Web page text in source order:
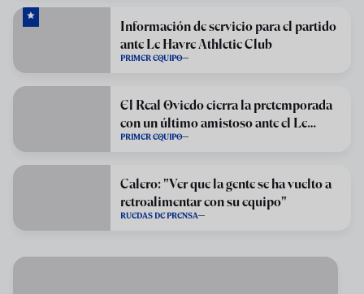
Información de servicio para el partido
ante Le Havre Athletic Club
PRIMER EQUIPO
El Real Oviedo cierra la pretemporada
con un último amistoso ante el Le
Havre
PRIMER EQUIPO
Calero: "Ver que la gente se ha vuelto a
retroalimentar con su equipo"
RUEDAS DE PRENSA